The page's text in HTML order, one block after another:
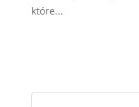
które...